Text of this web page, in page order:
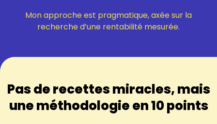
Mon approche est pragmatique, axée sur la
recherche d’une rentabilité mesurée.
Pas de recettes miracles, mais
une méthodologie en 10 points